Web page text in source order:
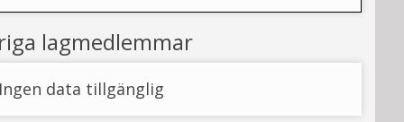
lagmedlemmar
Ingen data tillgänglig